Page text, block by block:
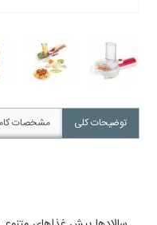
توضیحات کلی مشخصات